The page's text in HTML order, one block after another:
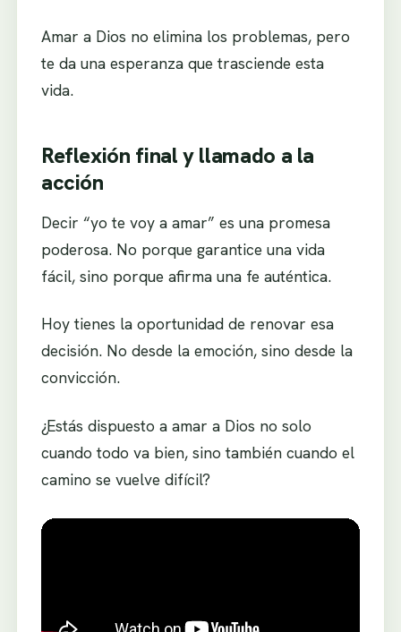
Amar a Dios no elimina los problemas, pero
te da una esperanza que trasciende esta
vida.
Reflexión final y llamado a la
acción
Decir “yo te voy a amar” es una promesa
poderosa. No porque garantice una vida
fácil, sino porque afirma una fe auténtica.
Hoy tienes la oportunidad de renovar esa
decisión. No desde la emoción, sino desde la
convicción.
¿Estás dispuesto a amar a Dios no solo
cuando todo va bien, sino también cuando el
camino se vuelve difícil?